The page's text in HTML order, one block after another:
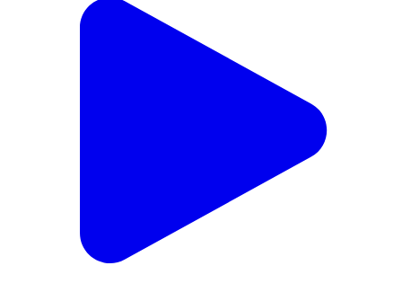
बीहड़ू कलां: जोगीपंगा में कांग्रेस का बूथ कार्यकर्ता सम्मेलन 9